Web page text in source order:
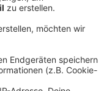
Westfalen-
Pläne. Sie wollen
Dafür
werden, auch im
ist laut Bahn